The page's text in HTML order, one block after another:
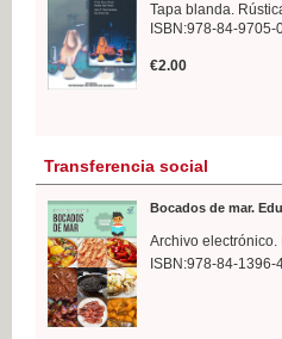
Tapa blanda.
ISBN:978-84-9705-
€2.00
Transferencia social
Bocados de mar.
Archivo electrónico.
ISBN:978-84-1396-